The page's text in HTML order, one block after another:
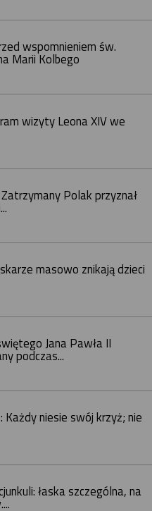
wspomnieniem św.
Marii Kolbego
wizyty Leona XIV we
Polak przyznał
masowo znikają dzieci
Jana Pawła II
podczas...
Każdy niesie swój krzyż; nie
łaska szczególna, na